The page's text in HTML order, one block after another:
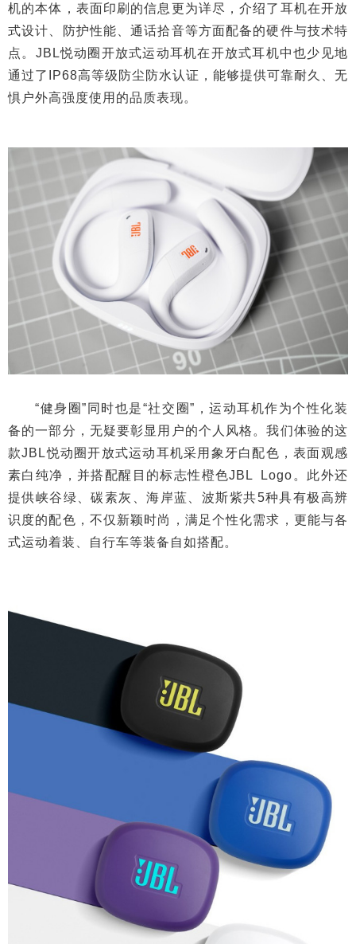
机的本体，表面印刷的信息更为详尽，介绍了耳机在开放
式设计、防护性能、通话拾音等方面配备的硬件与技术特
点。JBL悦动圈开放式运动耳机在开放式耳机中也少见地
通过了IP68高等级防尘防水认证，能够提供可靠耐久、无
惧户外高强度使用的品质表现。
“健身圈”同时也是“社交圈”，运动耳机作为个性化装
备的一部分，无疑要彰显用户的个人风格。我们体验的这
款JBL悦动圈开放式运动耳机采用象牙白配色，表面观感
素白纯净，并搭配醒目的标志性橙色JBL Logo。此外还
提供峡谷绿、碳素灰、海岸蓝、波斯紫共5种具有极高辨
识度的配色，不仅新颖时尚，满足个性化需求，更能与各
式运动着装、自行车等装备自如搭配。